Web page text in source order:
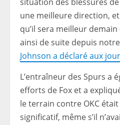
une meilleure direction, et
qu’il sera meilleur demain
ainsi de suite depuis
Johnson a déclaré aux
L’entraîneur des Spurs a
efforts de Fox et a
le terrain contre OKC
significatif, même s’il